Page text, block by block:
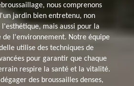
nous comprenons
jardin bien entretenu, non
mais aussi pour la
de l'environnement. Notre équipe
utilise des techniques de
pour garantir que chaque
respire la santé et la vitalité.
des broussailles denses,